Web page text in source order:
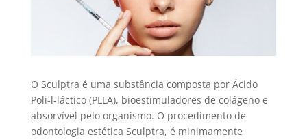
O Sculptra é uma substância composta por Ácido
Poli-l-láctico (PLLA), bioestimuladores de colágeno e
absorvível pelo organismo. O procedimento de
odontologia estética Sculptra, é minimamente